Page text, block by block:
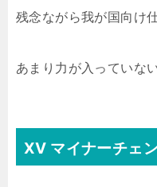
残念ながら我が国向け仕
あまり力が入っていな
XV マイナーチェ